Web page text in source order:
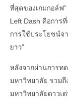
ที่สุดของเกมกอล์ฟ
Left Dash คือการ
การใช้ประโยชน์จ
ยาว”
หลังจากผ่านการท
มหาวิทยาลัย รวมถึ
มหาวิทยาลัยดาวเ